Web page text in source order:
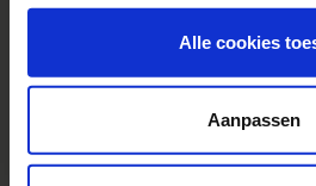
onder aan de pagina op elk
toekomst wijzigen.Alle cookies
Aanpassen
• Hoeveel bagage kan ik meenemen?
Lees hier de veelgestelde vragen